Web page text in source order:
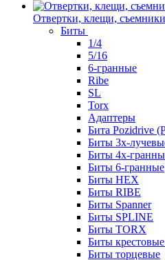
Отвертки, клещи,
Биты
1/4
5/16
6-гранные
Ribe
SL
Torx
Адаптеры
Бита Pozidrive
Биты 3х-
Биты 4х-
Биты 6-гранные
Биты HEX
Биты RIBE
Биты Spanner
Биты SPLINE
Биты TORX
Биты
Биты торцевые